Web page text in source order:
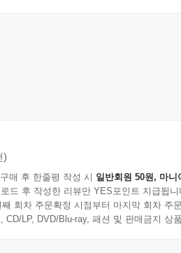
)
매 후 한줄평 작성 시 일반회원 50원, 마니
드 후 작성한 리뷰만 YES포인트 지급됩니
째 회차 주문확정 시점부터 마지막 회차 주
CD/LP, DVD/Blu-ray, 패션 및 판매금지 상